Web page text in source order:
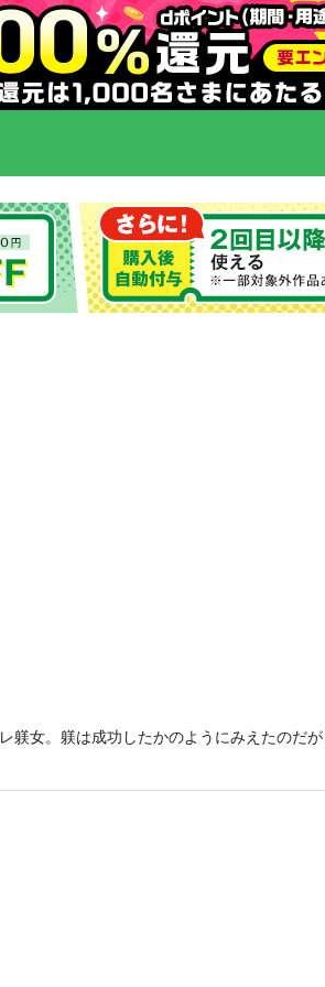
躾女。躾は成功したかのようにみえたのだ